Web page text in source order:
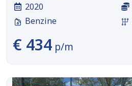
2020
Benzine
€ 434 p/m